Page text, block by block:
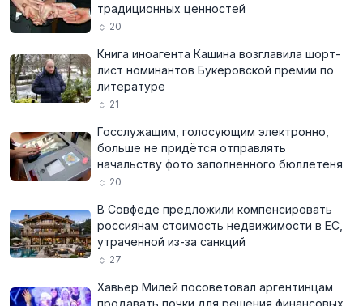
традиционных ценностей
20
Книга иноагента Кашина возглавила шорт-
лист номинантов Букеровской премии по
литературе
21
Госслужащим, голосующим электронно,
больше не придётся отправлять
начальству фото заполненного бюллетеня
20
В Совфеде предложили компенсировать
россиянам стоимость недвижимости в ЕС,
утраченной из-за санкций
27
Хавьер Милей посоветовал аргентинцам
продавать почки для решения финансовых